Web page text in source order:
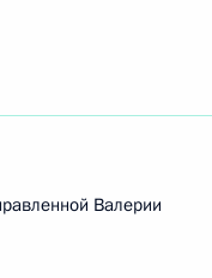
Валерии